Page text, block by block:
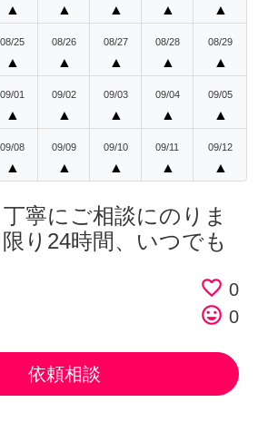
▲ ▲ ▲ ▲ ▲
08/25
▲
08/26
▲
08/27
▲
08/28
▲
08/29
▲
09/01
▲
09/02
▲
09/03
▲
09/04
▲
09/05
▲
09/08
▲
09/09
▲
09/10
▲
09/11
▲
09/12
▲
寧にご相談にのりま
り24時間、いつでも
favorite_border 0
tag_faces 0
依頼相談